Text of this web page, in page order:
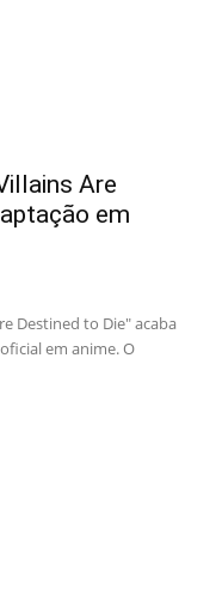
Are
em
Destined to Die" acaba
em anime. O